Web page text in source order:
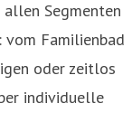
Segmenten
vom Familienbad
oder zeitlos
individuelle